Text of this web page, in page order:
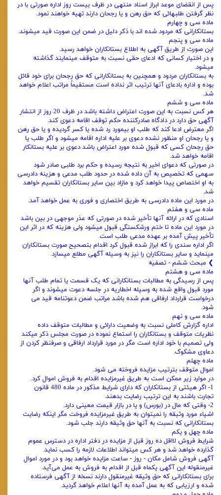
پس از انقضای موعد ابراز اسناد منتهی در ظرف بیست روز اداره صورتی با در
نظر گرفتن طلبهائی که حق رهن و یا رجحان دارند تهیه‌ خواهند نمود.
ماده سی و چهارم
بستانکارانی که مردود شده ‌اند با ذکر دلیل در ضمن این صورت قید میشوند.
ماده سی و پنجم
این صورت از طریق آگهی به اطلاع بستانکاران خواهد رسید.
و در اختیار کسانی که ادعای حقی نسبت به متوقف مینمایند گذاشته
میشود.
به بستانکاران مردود و همچنین به بستانکارانی که حق رجحان برای خود قائل
بوده و اداره بادعای آنها ترتیب اثر نداده است مستقیماً مراتب اعلام ‌خواهد
شد.
ماده سی و ششم
هر کس نسبت به این صورت اعتراض داشته باشد در ظرف 20 روز از انتشار
آگهی حق دارد در دادگاه صادرکننده حکم توقف اقامه ‌دعوی کند.
اگر معترض ادعا کند که طلب او بیمورد رد شده یا کسر گردیده و یا حق رهن
و یا رجحان او منظور نشده دعوی بر علیه اداره اقامه میشود و اگر طلب یا‌
حق رجحان کسی که قبول شده مورد اعتراض باشد دعوی بر علیه بستانکار
اقامه خواهد شد.
در صورتی که دعوای اخیر به نتیجه رسیده و حکم برد طلبی صادر شود
سهمی که تخصیص به آن داده شده در حدود طلب مدعی و هزینه دادرسی
به او اختصاص پیدا خواهد کرد و مازاد بین سایر بستانکاران تقسیم خواهد
شد.
در مورد این ماده دادرسی به طریق اختصاری و فوری به عمل خواهد آمد.
ماده سی و هفتم
اسنادی که در ارائه آنها تأخیر شده در صورتی که عذر موجهی در بین باشد
در مورد این ماده تا ختم ورشکستگی قبول میشود ولی هزینه ‌که در اثر این
تأخیر پیش آمده بر عهده مدعی طلب است.
اگر اداره سندی را که ابراز شده قبول کرد اقدام بتصحیح صورت بستانکاران
مینماید و سایر بستانکاران را نیز به وسیله آگهی مطلع میسازد.
❯ مبحث ششم - تصفیه
ماده سی و هشتم
پس از رسیدگی به مطالبات بستانکارانی که یک قسمت یا تمام طلب آنها
مورد قبول واقع شده به وسیله اخطاریه در جلسه دعوت میشوند ‌و اگر
درخواست قرارداد ارفاقی هم شده باشد مراتب ضمن دعوتنامه قید می
‌شود.
ماده سی و نهم
اداره گزارش کاملی نسبت به وضعیت دارائی و مطالبات متوقف داده
نظریات متوقف و بستانکاران را استماع نموده در صورت ‌مجلس ‌ذکر میکند
ولی تصمیم با خود اداره است مگر در مورد قرارداد ارفاقی و صرفنظر کردن از
دعاوی مشکوک.
ماده چهلم
اموال متوقف بترتیب مزایده فروخته می ‌شود.
در موارد زیر ممکن است به طریق غیرمزایده اقدام به فروش اموال کرد.
1- اگر هیئتی از بستانکاران که دارای شرایط مذکور در ماده 480 قانون
تجارت باشند به این ترتیب رضایت بدهند.
2- وقتی که مال در (بورس) و یا در بازار قیمت معینی دارد.
اشیاء مورد وثیقه را نمیتوان به طریق غیرمزایده فروخت مگر اینکه رضایت
بستانکارانی که نسبت به آنها حق وثیقه دارند جلب شود.
ماده چهل و یکم
شرایط فروش لااقل ده روز قبل از مزایده در دفتر اداره در دسترس عموم
گذارده خواهد شد و هر کس میتواند اطلاعات لازمه را کسب ‌نماید.
آگهی فروش شامل مکان - روز - ساعت مزایده خواهد بود و در مورد اموال
غیرمنقوله این آگهی یکماه قبل از اقدام به فروش به عمل می‌آید.
برای بستانکارانی که حق وثیقه غیرمنقول دارند نسخه از آگهی فرستاده
شده و ارزیابی که به عمل آمده به آنها اعلام خواهد گردید.